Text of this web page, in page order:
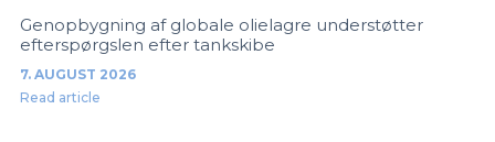
Genopbygning af globale olielagre understøtter
efterspørgslen efter tankskibe
7. AUGUST 2026
Read article